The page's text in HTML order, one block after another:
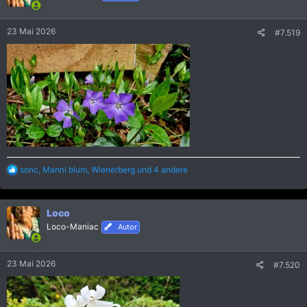
o
n
:
23 Mai 2026 #7.519
R
a
k
t
i
o
n
:
sonc Manni blum Wienerberg und 4 andere
Loco
Loco-Maniac Autor
23 Mai 2026 #7.520